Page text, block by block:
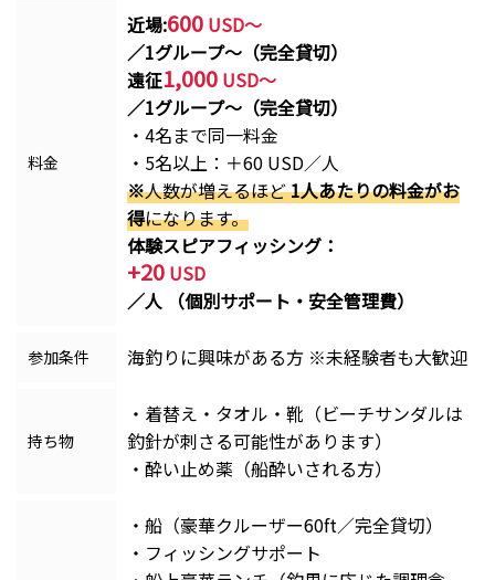
料金
近場:600 USD～
／1グループ〜（完全貸切）
遠征1,000 USD～
／1グループ〜（完全貸切）
・4名まで同一料金
・5名以上：＋60 USD／人
※人数が増えるほど1人あたりの料金がお
得になります。
体験スピアフィッシング：
+20 USD
／人 （個別サポート・安全管理費）
参加条件 海釣りに興味がある方 ※未経験者も大歓迎
持ち物
・着替え・タオル・靴（ビーチサンダルは
釣針が刺さる可能性があります）
・酔い止め薬（船酔いされる方）
・船（豪華クルーザー60ft／完全貸切）
・フィッシングサポート